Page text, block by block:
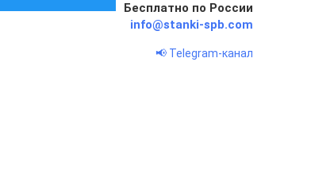
Бесплатно по России
info@stanki-spb.com
📢 Telegram-канал